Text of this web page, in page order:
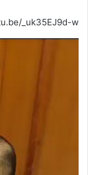
_uk35EJ9d-w